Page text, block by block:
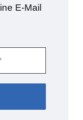
E-Mail